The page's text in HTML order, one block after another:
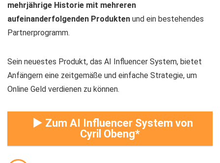
mehrjährige Historie mit mehreren
aufeinanderfolgenden Produkten und ein bestehendes
Partnerprogramm.
Sein neuestes Produkt, das AI Influencer System, bietet
Anfängern eine zeitgemäße und einfache Strategie, um
Online Geld verdienen zu können.
► Zum AI Influencer System von
Cyril Obeng